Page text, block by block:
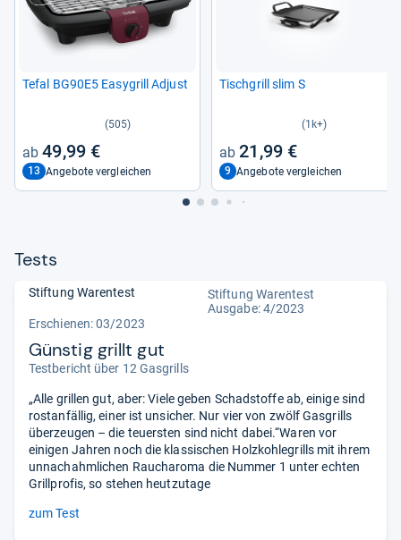
Tefal BG90E5 Easy­grill Adjust
(505)
49,99 €
13 Angebote vergleichen
Tisch­grill slim S
(1k+)
21,99 €
9 Angebote vergleichen
Tests
Stiftung Warentest
Stiftung Warentest
Ausgabe: 4/2023
Erschienen: 03/2023
Günstig grillt gut
Testbericht über 12 Gasgrills
„Alle grillen gut, aber: Viele geben Schadstoffe ab, einige sind
rostanfällig, einer ist unsicher. Nur vier von zwölf Gasgrills
überzeugen – die teuersten sind nicht dabei.“Waren vor
einigen Jahren noch die klassischen Holzkohlegrills mit ihrem
unnachahmlichen Raucharoma die Nummer 1 unter echten
Grillprofis, so stehen heutzutage
zum Test